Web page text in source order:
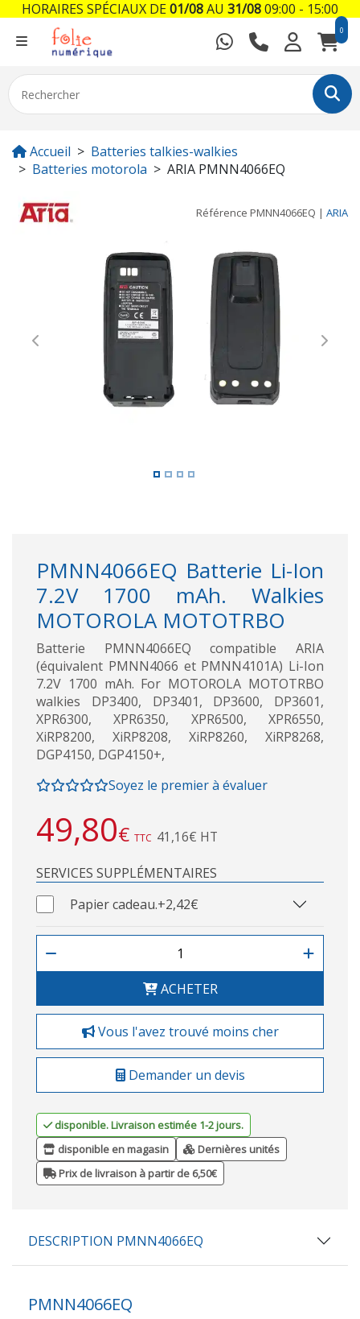
0
Accueil
Batteries talkies-walkies
Batteries motorola
ARIA PMNN4066EQ
Référence PMNN4066EQ | ARIA
Previous Next
PMNN4066EQ Batterie Li-Ion
7.2V 1700 mAh. Walkies
MOTOROLA MOTOTRBO
Batterie PMNN4066EQ compatible ARIA
(équivalent PMNN4066 et PMNN4101A) Li-Ion
7.2V 1700 mAh. For MOTOROLA MOTOTRBO
walkies DP3400, DP3401, DP3600, DP3601,
XPR6300, XPR6350, XPR6500, XPR6550,
XiRP8200, XiRP8208, XiRP8260, XiRP8268,
DGP4150, DGP4150+,
Soyez le premier à évaluer
49,80€ TTC 41,16€ HT
SERVICES SUPPLÉMENTAIRES
Papier cadeau.+2,42€
ACHETER
Vous l'avez trouvé moins cher
Demander un devis
disponible. Livraison estimée 1-2 jours.
disponible en magasin
Dernières unités
Prix de livraison à partir de 6,50€
DESCRIPTION PMNN4066EQ
PMNN4066EQ
HORAIRES SPÉCIAUX DE01/08AU 31/0809:00 - 15:00